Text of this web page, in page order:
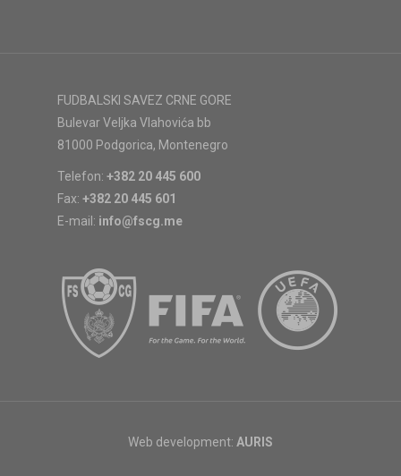
FUDBALSKI SAVEZ CRNE GORE
Bulevar Veljka Vlahovića bb
81000 Podgorica, Montenegro
Telefon: +382 20 445 600
Fax: +382 20 445 601
E-mail: info@fscg.me
Web development: AURIS